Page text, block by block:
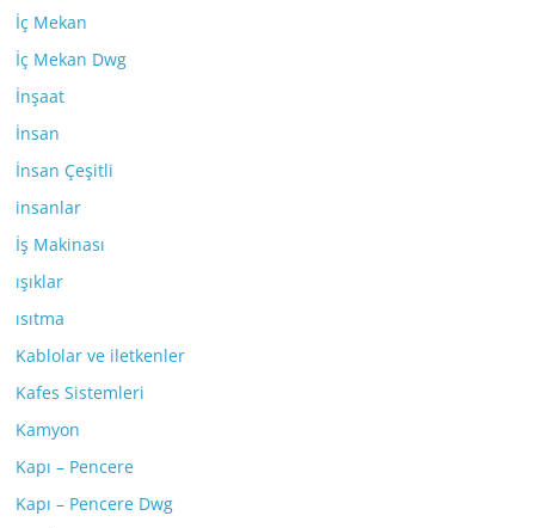
İç Mekan
İç Mekan Dwg
İnşaat
İnsan
İnsan Çeşitli
insanlar
İş Makinası
ışıklar
ısıtma
Kablolar ve iletkenler
Kafes Sistemleri
Kamyon
Kapı – Pencere
Kapı – Pencere Dwg